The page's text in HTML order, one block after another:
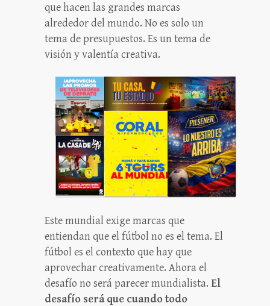
que hacen las grandes marcas
alrededor del mundo. No es solo un
tema de presupuestos. Es un tema de
visión y valentía creativa.
Este mundial exige marcas que
entiendan que el fútbol no es el tema. El
fútbol es el contexto que hay que
aprovechar creativamente. Ahora el
desafío no será parecer mundialista. El
desafío será que cuando todo